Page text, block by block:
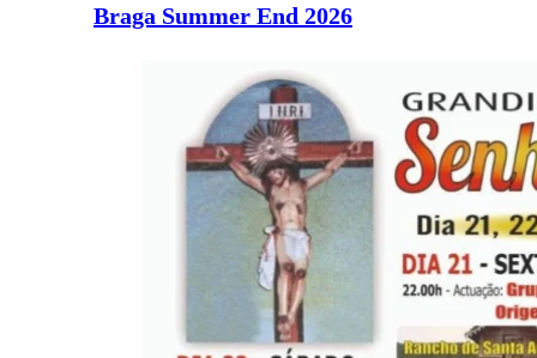
Braga Summer End 2026